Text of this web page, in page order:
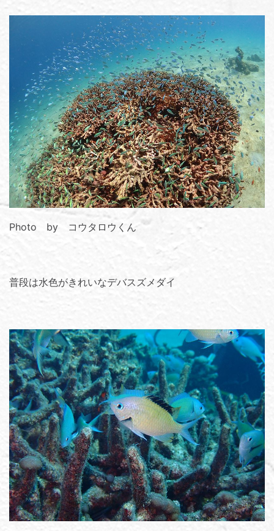
Photo by コウタロウくん
普段は水色がきれいなデバスズメダイ